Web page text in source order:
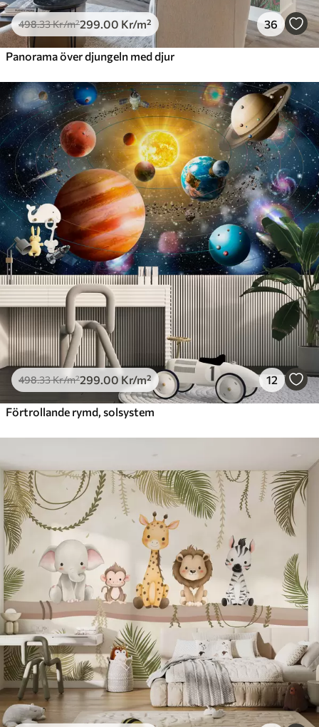
498.33Kr/m²299 .00 Kr/m² 36
Panorama över djungeln med djur
498.33Kr/m²299 .00 Kr/m² 12
Förtrollande rymd, solsystem